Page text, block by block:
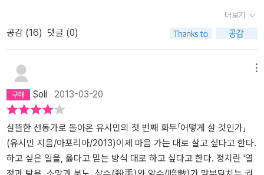
기업, 자본주의와 관련이 있다고 여겨지는 모든 형태의 문화 양식을
다. 일차적인 숙청 대상은 예전 정권의 권력기구에 종사했던 관료, 공
의사와 교사 등 중산층 지식인들이었다. 안경을 쓰거나 글을 읽을 줄
안다는 이유만으로 총살당한 사람도 숱하게 많았다. 폴 포트는 도시
를 자본주의적 착취와 타락의 심장이라고 판단했다. 크메르 루주 정
권은 1백만이 넘던 수도 프놈펜 주민들을 모두 농촌 집단 농장으로 이
주시켰다. 환자와 노인, 어린이와 임산부도 예외가 아니었다. 농촌에
는 생활 기반시설이 없었다. 아무 준비 없는 대규모 강제 이주는 질병
과 굶주림으로 인한 떼죽음으로 이어졌다. 도시는 텅 비어 폐허가 되
서 근무복장이 티셔츠에 청바지 차림으로 국정을 돌보는 것을 보면
서 우리나라 사람들이 국회에서는 반드시 정장이 아니면 안 된다는
중대한 이유를 가진 인식의 차이는 과연 무엇일까라는 차원에서 접근
해 본다면 아주 재미나는 인간의 심리적 행태적인 물음이 앞선다. 그
럴지도 모른다. 의전적인 행위에 첫 번째가 의복에 대한 상징성이 더
하였다면 그의 다소간의 일탈이 야유가 아니라 신선하게 받아들여진
나의 성격도 알게 모르게 질타보다는 박수를 보낸 생각이 떠올랐
다. 하기야 이 나라가 어떤 나라인가? 국호와 정권과 나라의 시스템이
바꿨다고는 하지만, 조선 500년 동안의 기득권을 가진 양반님네들이
야 한여름에도 두루마기와 도포를 입고 땀을 흘려야 했던 격식과 체
면이 목숨보다도 중요한 가치적인 관념이 아직도 곳곳에 승계되어 오
고 해서 혁신을 성공시킬 수 있는 것은 아니다. 변화를 거부하는 기득
권층의 저항을 극복할 수 있는 전략을 세우고 혁신의 동력을 확보하
지 않으면 옳은 개혁도 실패한다. 훗날 열린우리당 국회의원과 참여
정부 국무위원으로 일하면서 나는 똑같은 실패를 다시 겪었다. p.182
기적을 일으키는 거울뉴런맹자의 측은지심과 다윈의 '본능적 동정
심'은 같은 것이다. p.247유복한 집안의 머리 좋은 도련님이었던 카
를 마르크스와 프리드리히 엥겔스가 「공산당 선언」을 쓴 것도 바로 이
본능 때문이었다고 생각한다. p.245
삶이 고귀하고 품격있는 삶인지 그의 생각을 통해 내 자신을 되돌아
보고 성찰 할 수 있는 시간이 되었다고 생각된다. 유시민 작가는 놀고
일하고 사랑하고 연대하면서 기쁜 삶을 찾아나서는 삶을 살아가라고
말한다. 앞의 3가지-내가 하고 싶은 일을 하며 놀고, 일하고 사랑하며
사는 삶에 대해선 많이 생각해 봤지만 연대하는 삶이 무엇인지 쉽게
와닿지 않았다. 연대가 뭘까 하는 궁금증으로 한페이지 한페이지를
넘기다 후반부에 다달을 수록 연대는일, 놀이, 사랑고과 더불어 삶을
의미 있고 존엄하고 품격있게 만드는 제4원소라는 그의 글을 읽고 깊
게 공감했다.나는 나의 정치 성향을 드러내는 것을 그리 좋아 하는 편
은 아니지만 김대중 노무현 문제인 정당을 지지하는 진보 성향의 사
더보기
공감 (16) 댓글 (0)
Soli 2013-03-20
살뜰한 선동가로 돌아온 유시민의 첫 번째 화두「어떻게 살 것인가」
(유시민 지음/아포리아/2013)이제 마음 가는 대로 살고 싶다고 한다.
하고 싶은 일을, 옳다고 믿는 방식 대로 하고 싶다고 한다. 정치란 '열